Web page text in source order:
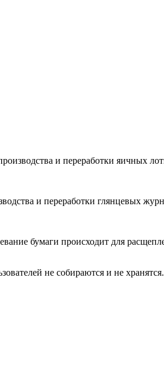
и переработки яичных
и переработки глянцевых
бумаги происходит для
не собираются и не хранятся.